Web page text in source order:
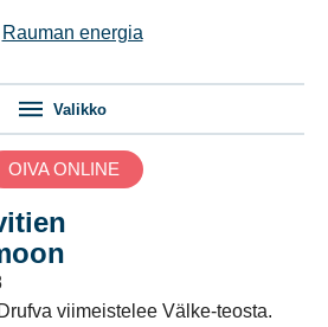
Valikko
OIVA ONLINE
viimeistelee Välke-teosta.